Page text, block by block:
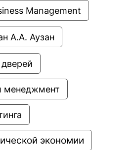
Management
А.А. Аузан
менеджмент
экономии